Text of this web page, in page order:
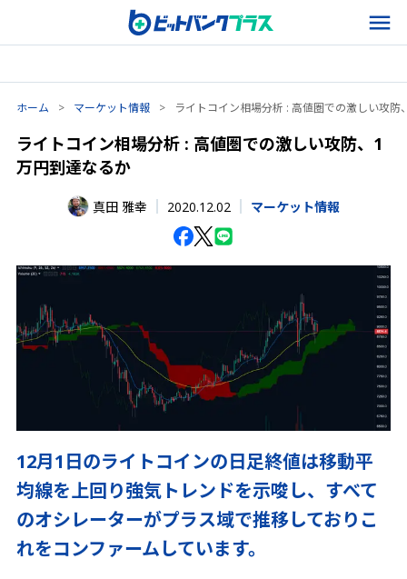
ホーム > マーケット情報 > ライトコイン相場分析 : 高値圏での激しい攻防
ライトコイン相場分析 : 高値圏での激しい攻防、1
万円到達なるか
真田 雅幸 2020.12.02 マーケット情報
12月1日のライトコインの日足終値は移動平
均線を上回り強気トレンドを示唆し、すべて
のオシレーターがプラス域で推移しておりこ
れをコンファームしています。